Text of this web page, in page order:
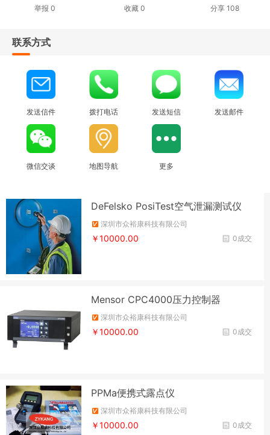
举报 0 收藏 0 分享108
联系方式
发送信件 拨打电话 发送短信 发送邮件
微信交谈 地图导航 更多
DeFelsko PosiTest空气泄漏测试仪
深圳市众裕康科技有限公司
0成交
￥10000.00
Mensor CPC4000压力控制器
深圳市众裕康科技有限公司
0成交
￥10000.00
PPMa便携式露点仪
深圳市众裕康科技有限公司
0成交
￥10000.00